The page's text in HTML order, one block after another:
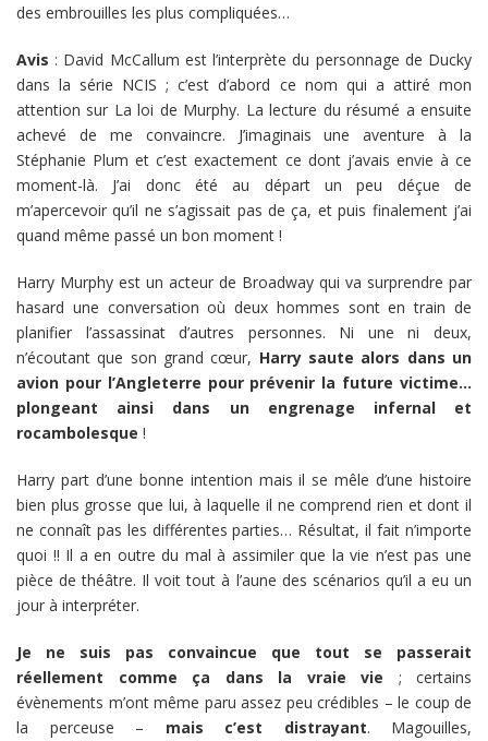
des embrouilles les plus compliquées…
Avis : David McCallum est l’interprète du personnage de Ducky
dans la série NCIS ; c’est d’abord ce nom qui a attiré mon
attention sur La loi de Murphy. La lecture du résumé a ensuite
achevé de me convaincre. J’imaginais une aventure à la
Stéphanie Plum et c’est exactement ce dont j’avais envie à ce
moment-là. J’ai donc été au départ un peu déçue de
m’apercevoir qu’il ne s’agissait pas de ça, et puis finalement j’ai
quand même passé un bon moment !
Harry Murphy est un acteur de Broadway qui va surprendre par
hasard une conversation où deux hommes sont en train de
planifier l’assassinat d’autres personnes. Ni une ni deux,
n’écoutant que son grand cœur, Harry saute alors dans un
avion pour l’Angleterre pour prévenir la future victime…
plongeant ainsi dans un engrenage infernal et
rocambolesque !
Harry part d’une bonne intention mais il se mêle d’une histoire
bien plus grosse que lui, à laquelle il ne comprend rien et dont il
ne connaît pas les différentes parties… Résultat, il fait n’importe
quoi !! Il a en outre du mal à assimiler que la vie n’est pas une
pièce de théâtre. Il voit tout à l’aune des scénarios qu’il a eu un
jour à interpréter.
Je ne suis pas convaincue que tout se passerait
réellement comme ça dans la vraie vie ; certains
évènements m’ont même paru assez peu crédibles – le coup de
la perceuse – mais c’est distrayant. Magouilles,